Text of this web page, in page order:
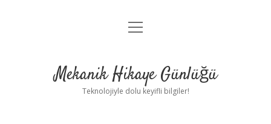
Anasayfa
Yasal Uyarı
menüyü
Mekanik Hikaye Günlüğü
Teknolojiyle dolu keyifli bilgiler!